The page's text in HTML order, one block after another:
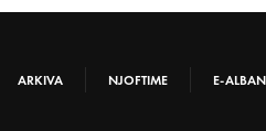
ARKIVA NJOFTIME E-